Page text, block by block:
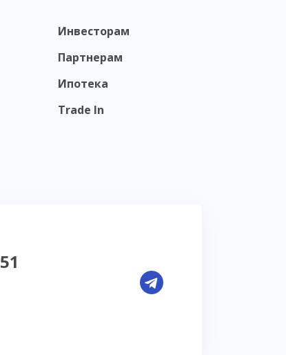
Инвесторам
Партнерам
Ипотека
Trade In